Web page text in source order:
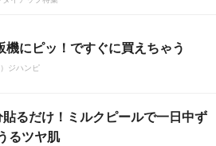
機にピッ！ですぐに買えちゃう
）ジハンピ
るだけ！ミルクピールで一日中ず
るツヤ肌